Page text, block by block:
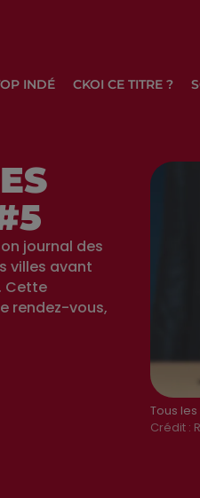
INDÉ CKOI CE TITRE ?
Tous
Crédit :
journal des
villes avant
Cette
rendez-vous,